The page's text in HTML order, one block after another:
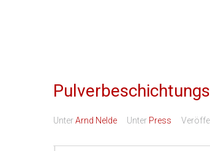
UnterArnd Nelde Unter Press